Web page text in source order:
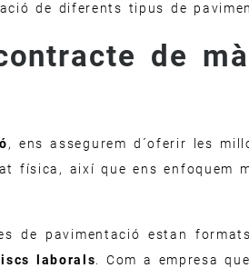
de diferents tipus de
de
, ens assegurem d´oferir les
física, així que ens enfoquem
de pavimentació estan formats
laborals . Com a empresa